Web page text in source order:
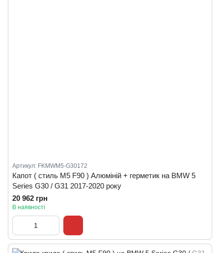
Артикул: FKMWM5-G30172
Капот ( стиль M5 F90 ) Алюміній + герметик на BMW 5
Series G30 / G31 2017-2020 року
20 962 грн
В наявності